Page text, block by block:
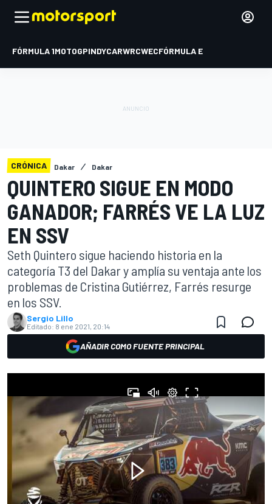
FÓRMULA 1MOTOGPINDYCARWRCWECFÓRMULA E
CRÓNICA Dakar Dakar
QUINTERO SIGUE EN MODO
GANADOR; FARRÉS VE LA LUZ
EN SSV
Seth Quintero sigue haciendo historia en la
categoría T3 del Dakar y amplía su ventaja ante los
problemas de Cristina Gutiérrez, Farrés resurge
en los SSV.
Sergio Lillo
Editado: 8 ene 2021, 20:14
AÑADIR COMO FUENTE PRINCIPAL